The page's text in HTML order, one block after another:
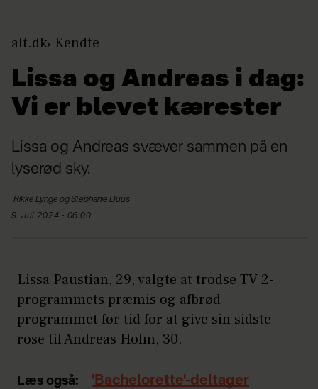
alt.dk Kendte
Lissa og Andreas i dag:
Vi er blevet kærester
Lissa og Andreas svæver sammen på en
lyserød sky.
Rikke Lynge ogStephanie Duus
9. Jul 2024 - 06:00
Lissa Paustian, 29, valgte at trodse TV 2-
programmets præmis og afbrød
programmet før tid for at give sin sidste
rose til Andreas Holm, 30.
Læs også:
'Bachelorette'-deltager